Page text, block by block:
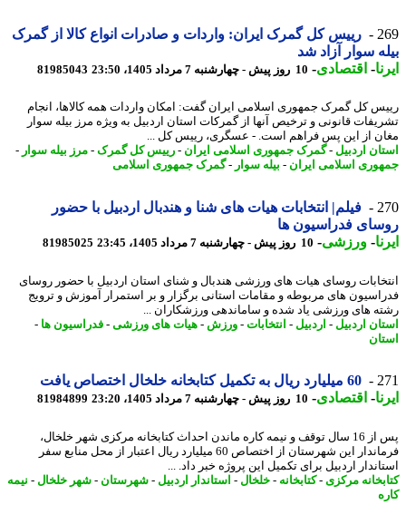
رییس کل گمرک ایران: واردات و صادرات انواع کالا از گمرک
سوار آزاد شد
-اقتصادی-10 روز پیش - چهارشنبه 7 مرداد 1405، 23:50 81985043
کل گمرک جمهوری اسلامی ایران گفت: امکان واردات همه کالاها، انجام
قانونی و ترخیص آنها از گمرکات استان اردبیل به ویژه مرز بیله سوار
از این پس فراهم است. - عسگری، رییس کل ...
اردبیل -گمرک جمهوری اسلامی ایران - رییس کل گمرک- مرز بیله سوار-
اسلامی ایران - بیله سوار-گمرک جمهوری اسلامی
فیلم| انتخابات هیات های شنا و هندبال اردبیل با حضور
فدراسیون ها
-ورزشی-10 روز پیش - چهارشنبه 7 مرداد 1405، 23:45 81985025
روسای هیات های ورزشی هندبال و شنای استان اردبیل با حضور روسای
های مربوطه و مقامات استانی برگزار و بر استمرار آموزش و ترویج
های ورزشی یاد شده و ساماندهی ورزشکاران ...
اردبیل -اردبیل -انتخابات-ورزش -هیات های ورزشی -فدراسیون ها-
60 میلیارد ریال به تکمیل کتابخانه خلخال اختصاص یافت
-اقتصادی-10 روز پیش - چهارشنبه 7 مرداد 1405، 23:20 81984899
پس از 16 سال توقف و نیمه کاره ماندن احداث کتابخانه مرکزی شهر خلخال،
فرماندار این شهرستان از اختصاص 60 میلیارد ریال اعتبار از محل منابع سفر
اردبیل برای تکمیل این پروژه خبر داد. ...
مرکزی - کتابخانه-خلخال-استاندار اردبیل -شهرستان-شهر خلخال-نیمه